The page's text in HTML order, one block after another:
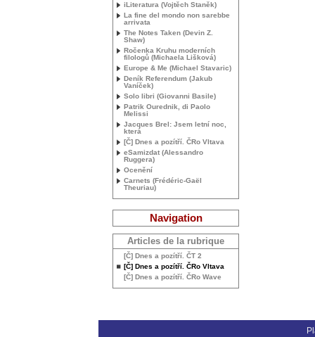
iLiteratura (Vojtěch Staněk)
La fine del mondo non sarebbe
arrivata
The Notes Taken (Devin Z.
Shaw)
Ročenka Kruhu moderních
filologů (Michaela Lišková)
Europe & Me (Michael Stavaric)
Deník Referendum (Jakub
Vaníček)
Solo libri (Giovanni Basile)
Patrik Ourednik, di Paolo
Melissi
Jacques Brel: Jsem letní noc,
která
[Č] Dnes a pozítří. ČRo Vltava
eSamizdat (Alessandro
Ruggera)
Ocenění
Carnets (Frédéric-Gaël
Theuriau)
Navigation
Articles de la rubrique
[Č] Dnes a pozítří. ČT 2
[Č] Dnes a pozítří. ČRo Vltava
[Č] Dnes a pozítří. ČRo Wave